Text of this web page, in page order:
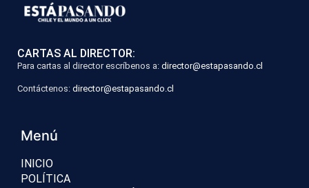
CARTAS AL DIRECTOR:
Para cartas al director escríbenos a: director@estapasando.cl
Contáctenos: director@estapasando.cl
Menú
INICIO
POLÍTICA